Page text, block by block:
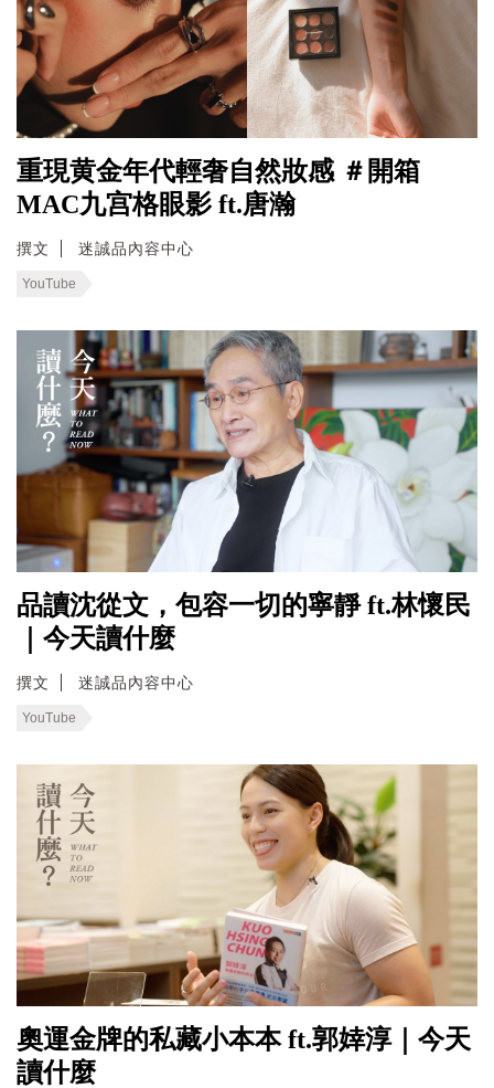
重現黄金年代輕奢自然妝感 ＃開箱
MAC九宫格眼影 ft.唐瀚
撰文 迷誠品內容中心
YouTube
品讀沈從文，包容一切的寧靜 ft.林懷民
｜今天讀什麼
撰文 迷誠品內容中心
YouTube
奧運金牌的私藏小本本 ft.郭婞淳｜今天
讀什麼